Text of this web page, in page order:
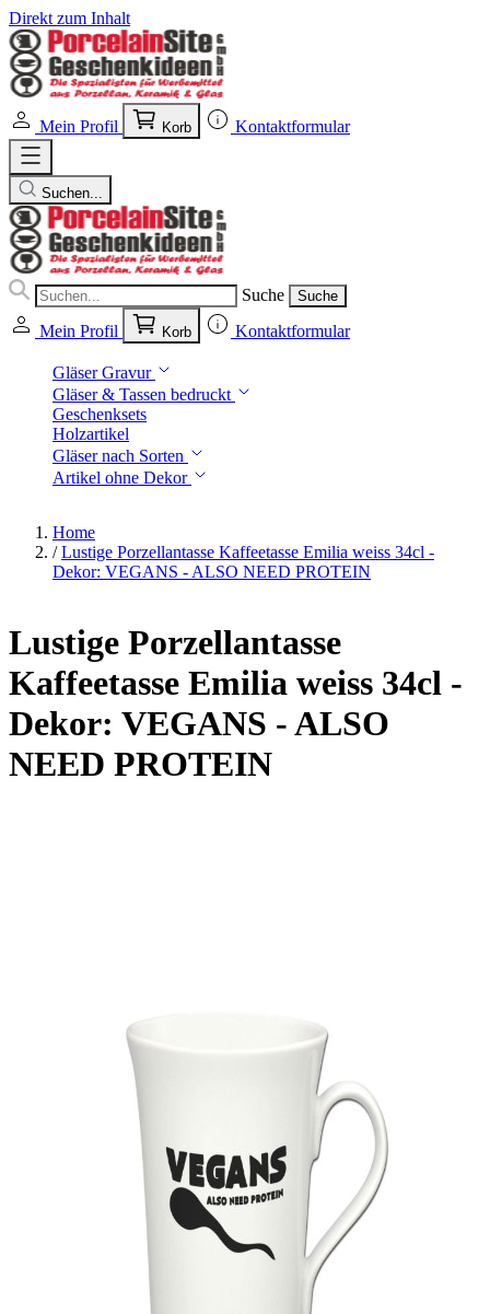
Direkt zum Inhalt
Mein Profil Korb Kontaktformular
Suchen...
Suche Suche
Mein Profil Korb Kontaktformular
Gläser Gravur
Gläser & Tassen bedruckt
Geschenksets
Holzartikel
Gläser nach Sorten
Artikel ohne Dekor
Home
/ Lustige Porzellantasse Kaffeetasse Emilia weiss 34cl -
Dekor: VEGANS - ALSO NEED PROTEIN
Lustige Porzellantasse
Kaffeetasse Emilia weiss 34cl -
Dekor: VEGANS - ALSO
NEED PROTEIN